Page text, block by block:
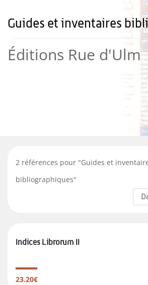
Guides et inventaires
Éditions Rue d'Ulm
2 références pour "Guides et
bibliographiques"
Indices Librorum II
23.20€